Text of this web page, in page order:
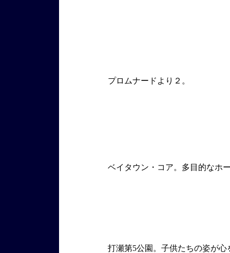
プロムナードより２。
ベイタウン・コア。多目的なホ
打瀬第5公園。子供たちの姿が心